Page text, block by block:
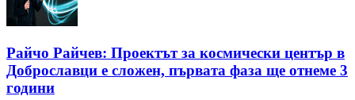
Райчо Райчев: Проектът за космически център в
Доброславци е сложен, първата фаза ще отнеме 3
години